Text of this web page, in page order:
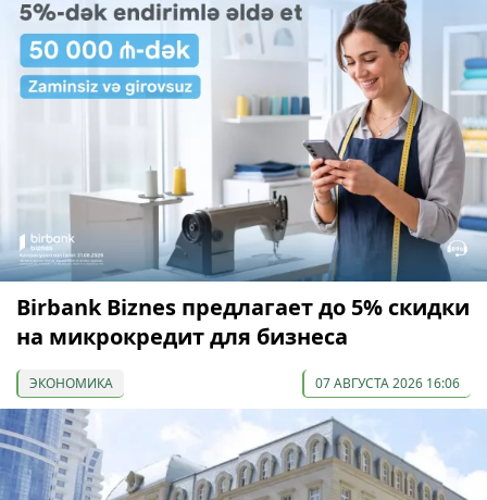
Birbank Biznes предлагает до 5% скидки
на микрокредит для бизнеса
ЭКОНОМИКА 07 АВГУСТА 2026 16:06